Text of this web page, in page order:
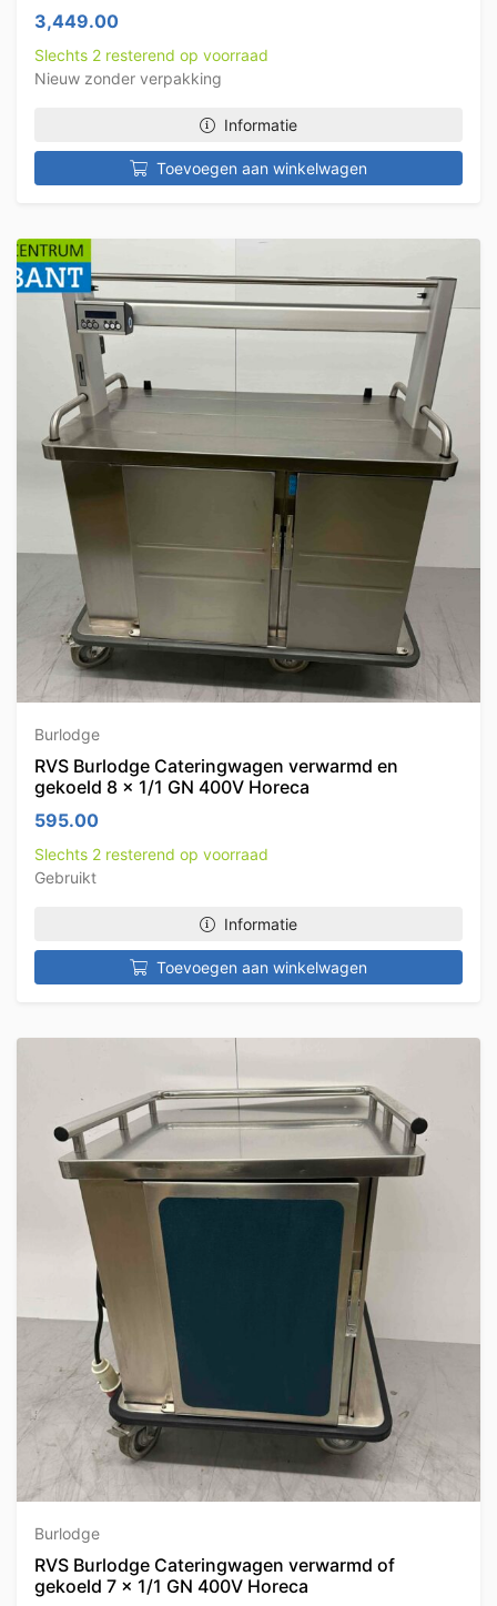
3,449.00
Slechts 2 resterend op voorraad
Nieuw zonder verpakking
Informatie
Toevoegen aan winkelwagen
Burlodge
RVS Burlodge Cateringwagen verwarmd en
gekoeld 8 x 1/1 GN 400V Horeca
595.00
Slechts 2 resterend op voorraad
Gebruikt
Informatie
Toevoegen aan winkelwagen
Burlodge
RVS Burlodge Cateringwagen verwarmd of
gekoeld 7 x 1/1 GN 400V Horeca